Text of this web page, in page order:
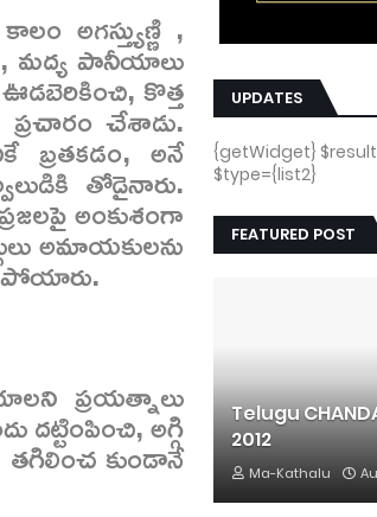
అగస్త్యుణ్ణి ,
మద్య పానీయాలు
కొత్త
చేశాడు.
బ్రతకడం, అనే
తోడైనారు.
అంకుశంగా
అమాయకులను
ప్రయత్నాలు
దట్టింపించి, అగ్గి
కుండానే
UPDATES
{getWidget}
$type={list2}
FEATURED POST
Telugu
2012
Ma-Kathalu